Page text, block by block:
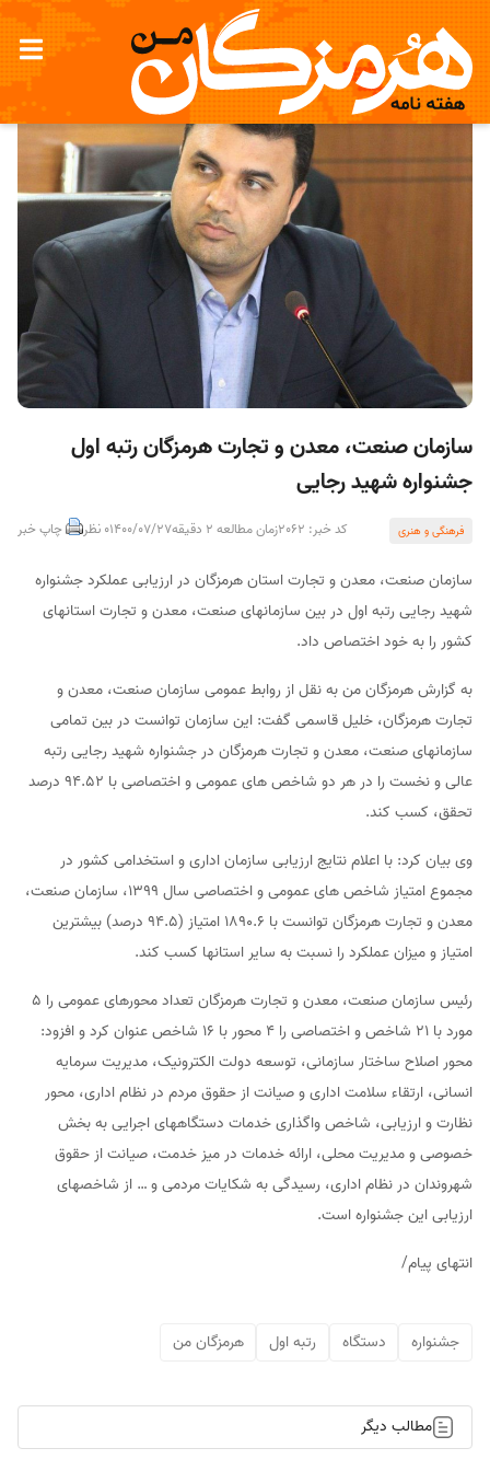
سازمان صنعت، معدن و تجارت هرمزگان رتبه اول
جشنواره شهید رجایی
فرهنگی و هنری کد خبر: 2062 زمان مطالعه 2 دقیقه 1400/07/270 نظر چاپ خبر
سازمان صنعت، معدن و تجارت استان هرمزگان در ارزیابی عملکرد جشنواره
شهید رجایی رتبه اول در بین سازمانهای صنعت، معدن و تجارت استانهای
کشور را به خود اختصاص داد.
به گزارش هرمزگان من به نقل از روابط عمومی سازمان صنعت، معدن و
تجارت هرمزگان، خلیل قاسمی گفت: این سازمان توانست در بین تمامی
سازمانهای صنعت، معدن و تجارت هرمزگان در جشنواره شهید رجایی رتبه
عالی و نخست را در هر دو شاخص های عمومی و اختصاصی با 94.52 درصد
تحقق، کسب کند.
وی بیان کرد: با اعلام نتایج ارزیابی سازمان اداری و استخدامی کشور در
مجموع امتیاز شاخص های عمومی و اختصاصی سال 1399، سازمان صنعت،
معدن و تجارت هرمزگان توانست با 1890.6 امتیاز (94.5 درصد) بیشترین
امتیاز و میزان عملکرد را نسبت به سایر استانها کسب کند.
رئیس سازمان صنعت، معدن و تجارت هرمزگان تعداد محورهای عمومی را 5
مورد با 21 شاخص و اختصاصی را 4 محور با 16 شاخص عنوان کرد و افزود:
محور اصلاح ساختار سازمانی، توسعه دولت الکترونیک، مدیریت سرمایه
انسانی، ارتقاء سلامت اداری و صیانت از حقوق مردم در نظام اداری، محور
نظارت و ارزیابی، شاخص واگذاری خدمات دستگاههای اجرایی به بخش
خصوصی و مدیریت محلی، ارائه خدمات در میز خدمت، صیانت از حقوق
شهروندان در نظام اداری، رسیدگی به شکایات مردمی و … از شاخصهای
ارزیابی این جشنواره است.
انتهای پیام/
جشنواره دستگاه رتبه اول هرمزگان من
مطالب دیگر